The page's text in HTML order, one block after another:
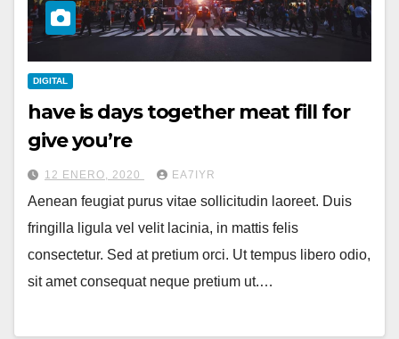
DIGITAL
have is days together meat fill for
give you’re
12 ENERO, 2020 EA7IYR
Aenean feugiat purus vitae sollicitudin laoreet. Duis
fringilla ligula vel velit lacinia, in mattis felis
consectetur. Sed at pretium orci. Ut tempus libero odio,
sit amet consequat neque pretium ut.…